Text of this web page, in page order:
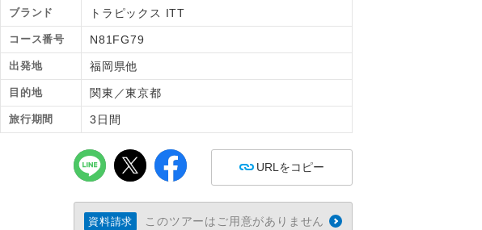
ブランド トラピックス ITT
コース番号 N81FG79
出発地 福岡県他
目的地 関東／東京都
旅行期間 3日間
URLをコピー
資料請求 このツアーはご用意がありません